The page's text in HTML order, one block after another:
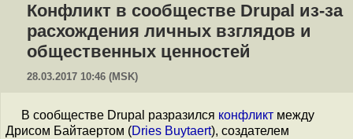
Конфликт в сообществе Drupal из-за
расхождения личных взглядов и
общественных ценностей
28.03.2017 10:46 (MSK)
В сообществе Drupal разразился конфликт между
Дрисом Байтаертом (Dries Buytaert), создателем